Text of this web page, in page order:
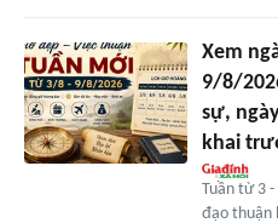
Xem
9/8/
sự,
khai
Tuần từ 3
đạo thuận